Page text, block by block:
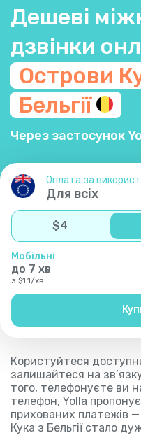
Дешеві
дзвінки
Острови
Бельгії
Через застосунок
Оплата за
Для всіх
$4
Мобільні
до 7 хв
з $1.1/хв
Користуйтеся
залишайтеся на
того, телефонуєте ви
телефон, Yolla пропонує
прихованих платежів
Кука з Бельгії стало